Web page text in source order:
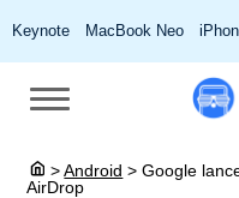
Keynote MacBook Neo
> Android > Google
AirDrop